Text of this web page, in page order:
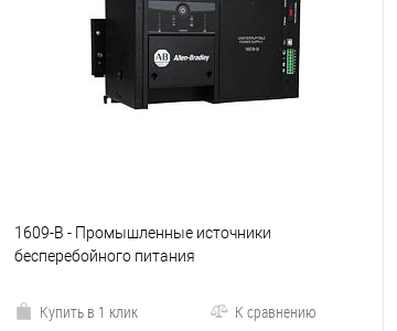
1609-B - Промышленные источники
бесперебойного питания
Купить в 1 клик
К сравнению